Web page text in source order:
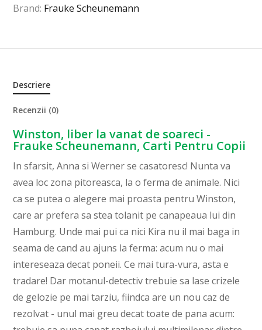
Brand: Frauke Scheunemann
Descriere
Recenzii (0)
Winston, liber la vanat de soareci -
Frauke Scheunemann, Carti Pentru Copii
In sfarsit, Anna si Werner se casatoresc! Nunta va
avea loc zona pitoreasca, la o ferma de animale. Nici
ca se putea o alegere mai proasta pentru Winston,
care ar prefera sa stea tolanit pe canapeaua lui din
Hamburg. Unde mai pui ca nici Kira nu il mai baga in
seama de cand au ajuns la ferma: acum nu o mai
intereseaza decat poneii. Ce mai tura-vura, asta e
tradare! Dar motanul-detectiv trebuie sa lase crizele
de gelozie pe mai tarziu, fiindca are un nou caz de
rezolvat - unul mai greu decat toate de pana acum: